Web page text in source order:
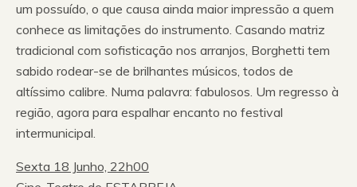
um possuído, o que causa ainda maior impressão a quem
conhece as limitações do instrumento. Casando matriz
tradicional com sofisticação nos arranjos, Borghetti tem
sabido rodear-se de brilhantes músicos, todos de
altíssimo calibre. Numa palavra: fabulosos. Um regresso à
região, agora para espalhar encanto no festival
intermunicipal.
Sexta 18 Junho, 22h00